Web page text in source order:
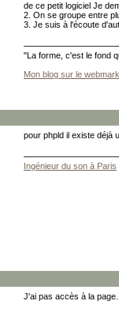
de ce petit logiciel Je
2. On se groupe entre
3. Je suis à l'écoute
"La forme, c'est le fond
Mon blog sur le
pour phpld il existe déjà
Ingénieur du son à Paris
J'ai pas accès à la page...